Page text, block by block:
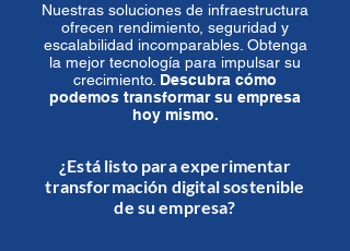
Nuestras soluciones de infraestructura
ofrecen rendimiento, seguridad y
escalabilidad incomparables. Obtenga
la mejor tecnología para impulsar su
crecimiento. Descubra cómo
podemos transformar su empresa
hoy mismo.
¿Está listo para experimentar
transformación digital sostenible
de su empresa?